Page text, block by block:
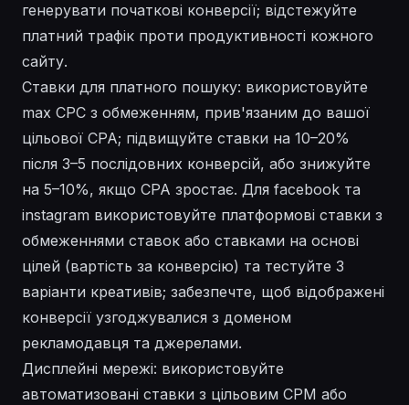
генерувати початкові конверсії; відстежуйте
платний трафік проти продуктивності кожного
сайту.
Ставки для платного пошуку: використовуйте
max CPC з обмеженням, прив'язаним до вашої
цільової CPA; підвищуйте ставки на 10–20%
після 3–5 послідовних конверсій, або знижуйте
на 5–10%, якщо CPA зростає. Для facebook та
instagram використовуйте платформові ставки з
обмеженнями ставок або ставками на основі
цілей (вартість за конверсію) та тестуйте 3
варіанти креативів; забезпечте, щоб відображені
конверсії узгоджувалися з доменом
рекламодавця та джерелами.
Дисплейні мережі: використовуйте
автоматизовані ставки з цільовим CPM або